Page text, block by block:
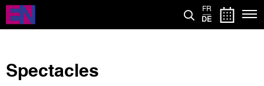
Direkt
zum
Inhalt
FR
DE
Spectacles